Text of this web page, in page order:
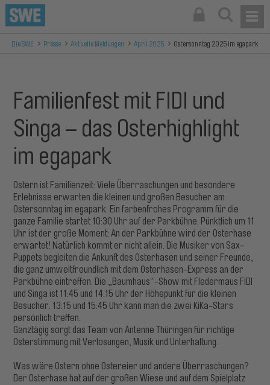
Die SWE Presse Aktuelle Meldungen April 2025 Ostersonntag 2025 im egapark
Familienfest mit FIDI und
Singa – das Osterhighlight
im egapark
Ostern ist Familienzeit: Viele Überraschungen und besondere
Erlebnisse erwarten die kleinen und großen Besucher am
Ostersonntag im egapark. Ein farbenfrohes Programm für die
ganze Familie startet 10:30 Uhr auf der Parkbühne. Pünktlich um 11
Uhr ist der große Moment: An der Parkbühne wird der Osterhase
erwartet! Natürlich kommt er nicht allein. Die Musiker von Sax-
Puppets begleiten die Ankunft des Osterhasen und seiner Freunde,
die ganz umweltfreundlich mit dem Osterhasen-Express an der
Parkbühne eintreffen. Die „Baumhaus“-Show mit Fledermaus FIDI
und Singa ist 11:45 und 14:15 Uhr der Höhepunkt für die kleinen
Besucher. 13:15 und 15:45 Uhr kann man die zwei KiKa-Stars
persönlich treffen.
Ganztägig sorgt das Team von Antenne Thüringen für richtige
Osterstimmung mit Verlosungen, Musik und Unterhaltung.
Was wäre Ostern ohne Ostereier und andere Überraschungen?
Der Osterhase hat auf der großen Wiese und auf dem Spielplatz